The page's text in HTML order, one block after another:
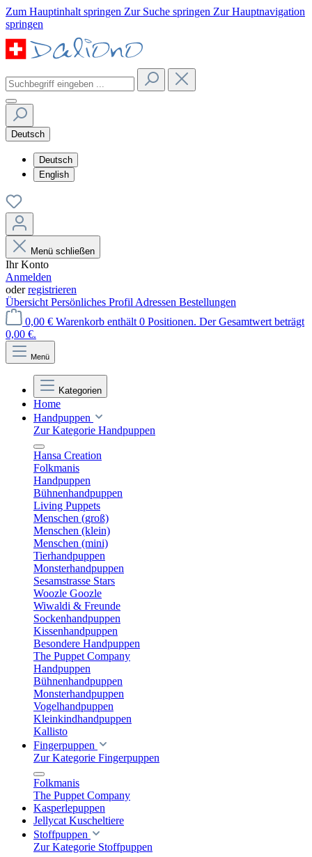
Zum Hauptinhalt springen Zur Suche springen Zur Hauptnavigation
springen
Deutsch
Deutsch
English
Menü schließen
Ihr Konto
Anmelden
oderregistrieren
Übersicht Persönliches Profil Adressen Bestellungen
0,00 € Warenkorb enthält 0 Positionen. Der Gesamtwert beträgt
0,00 €.
Menü
Kategorien
Home
Handpuppen
Zur Kategorie Handpuppen
Hansa Creation
Folkmanis
Handpuppen
Bühnenhandpuppen
Living Puppets
Menschen (groß)
Menschen (klein)
Menschen (mini)
Tierhandpuppen
Monsterhandpuppen
Sesamstrasse Stars
Woozle Goozle
Wiwaldi & Freunde
Sockenhandpuppen
Kissenhandpuppen
Besondere Handpuppen
The Puppet Company
Handpuppen
Bühnenhandpuppen
Monsterhandpuppen
Vogelhandpuppen
Kleinkindhandpuppen
Kallisto
Fingerpuppen
Zur Kategorie Fingerpuppen
Folkmanis
The Puppet Company
Kasperlepuppen
Jellycat Kuscheltiere
Stoffpuppen
Zur Kategorie Stoffpuppen